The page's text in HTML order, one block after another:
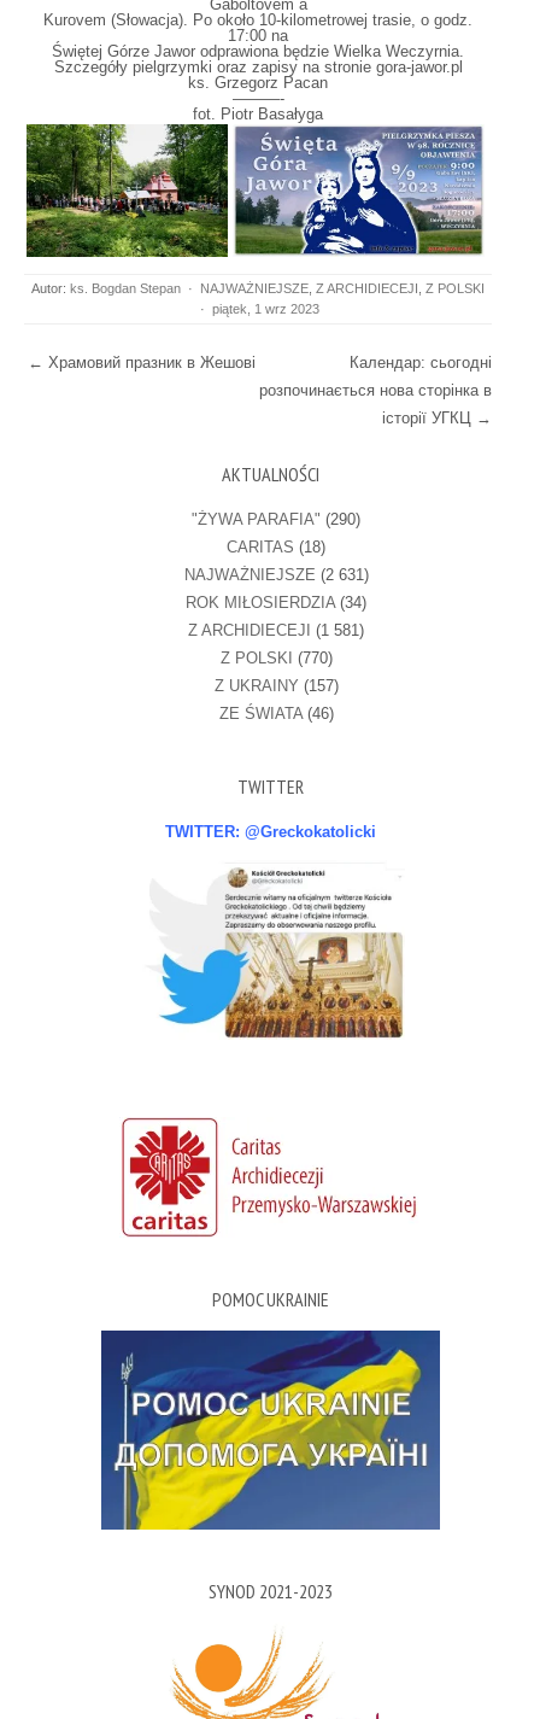
Gaboltovem a
Kurovem (Słowacja). Po około 10-kilometrowej trasie, o godz.
17:00 na
Świętej Górze Jawor odprawiona będzie Wielka Weczyrnia.
Szczegóły pielgrzymki oraz zapisy na stronie gora-jawor.pl
ks. Grzegorz Pacan
———-
fot. Piotr Basałyga
Autor: ks. Bogdan Stepan · NAJWAŻNIEJSZE Z ARCHIDIECEJI Z POLSKI
· piątek, 1 wrz 2023
Post navigation
← Храмовий празник в Жешові
Календар: сьогодні
розпочинається нова сторінка в
історії УГКЦ →
AKTUALNOŚCI
"ŻYWA PARAFIA" (290)
CARITAS (18)
NAJWAŻNIEJSZE (2 631)
ROK MIŁOSIERDZIA(34)
Z ARCHIDIECEJI (1 581)
Z POLSKI (770)
Z UKRAINY (157)
ZE ŚWIATA(46)
TWITTER
TWITTER: @Greckokatolicki
POMOC UKRAINIE
SYNOD 2021-2023